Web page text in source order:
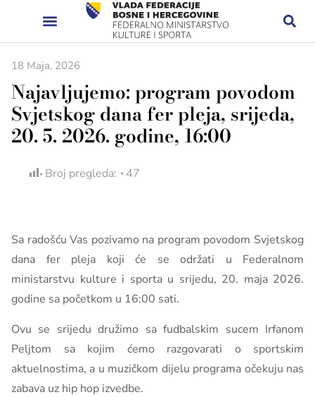
18 Maja, 2026
Najavljujemo: program povodom
Svjetskog dana fer pleja, srijeda,
20. 5. 2026. godine, 16:00
Broj pregleda: 47
Sa radošću Vas pozivamo na program povodom Svjetskog
dana fer pleja koji će se održati u Federalnom
ministarstvu kulture i sporta u srijedu, 20. maja 2026.
godine sa početkom u 16:00 sati.
Ovu se srijedu družimo sa fudbalskim sucem Irfanom
Peljtom sa kojim ćemo razgovarati o sportskim
aktuelnostima, a u muzičkom dijelu programa očekuju nas
zabava uz hip hop izvedbe.